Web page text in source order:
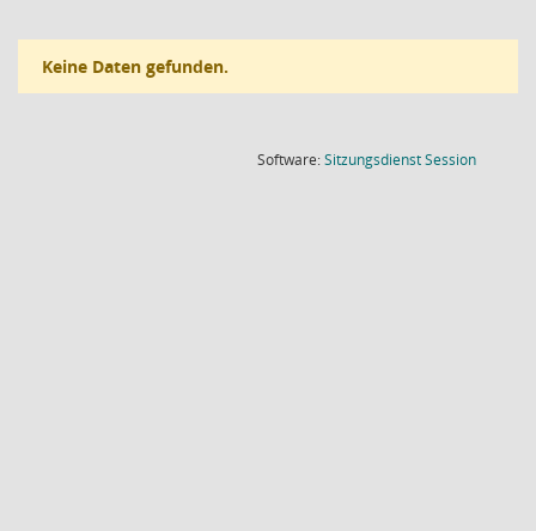
Keine Daten gefunden.
Software:SitzungsdienstSession(Wird in